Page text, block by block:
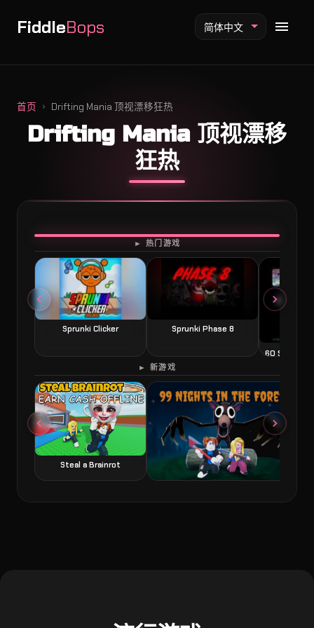
FiddleBops
Fiddlebops 模组
Incredibox 模组
Sprunki 模组
简体中文
首页 Drifting Mania 顶视漂移狂热
Drifting Mania 顶视漂移
狂热
► 热门游戏
Sprunki Clicker Sprunki Phase 8
60 Second
开始游戏
► 新游戏
Steal a Brainrot